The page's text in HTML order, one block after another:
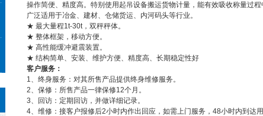
操作简便、精度高。特别使用起吊设备搬运货物计量，能有效吸收称量过程
广泛适用于冶金、建材、仓储货运、内河码头等行业。
★ 最大量程1t-30t，双秤秤体。
★ 整体框架，移动方便。
★ 高性能缓冲避震装置。
★ 结构简单、安装、维护方便、精度高、长期稳定性好
客户服务：
1、终身服务：对其所售产品提供终身维修服务。
2、保修：所售产品一律保修12个月。
3、回访：定期回访，并做详细记录。
4、维修：接客户报修后2小时内作出回应，如需上门服务，48小时内到达